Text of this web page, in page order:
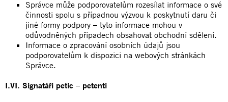
Správce může podporovatelům rozesílat informace o své
činnosti spolu s případnou výzvou k poskytnutí daru či
jiné formy podpory – tyto informace mohou v
odůvodněných případech obsahovat obchodní sdělení.
Informace o zpracování osobních údajů jsou
podporovatelům k dispozici na webových stránkách
Správce.
I.VI. Signatáři petic – petenti